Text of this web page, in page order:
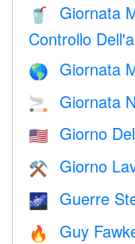
🥤
Giornata
Controllo
🌎 Giornata
🚬 Giornata
🇺🇸 Giorno
⚒️ Giorno
🌌 Guerre
🔥 Guy